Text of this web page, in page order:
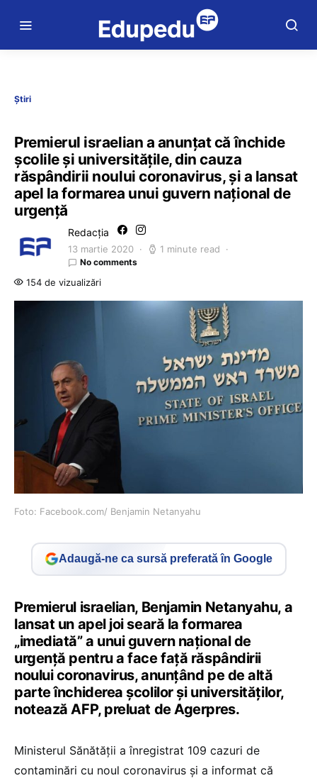
Știri
Premierul israelian a anunțat că închide
şcolile şi universităţile, din cauza
răspândirii noului coronavirus, și a lansat
apel la formarea unui guvern național de
urgență
Redacția
13 martie 2020 1 minute read
No comments
154 de vizualizări
Foto: Facebook.com/ Benjamin Netanyahu
Adaugă-ne ca sursă preferată în Google
Premierul israelian, Benjamin Netanyahu, a
lansat un apel joi seară la formarea
„imediată” a unui guvern naţional de
urgenţă pentru a face faţă răspândirii
noului coronavirus, anunţând pe de altă
parte închiderea şcolilor şi universităţilor,
notează AFP, preluat de Agerpres.
Ministerul Sănătăţii a înregistrat 109 cazuri de
contaminări cu noul coronavirus şi a informat că